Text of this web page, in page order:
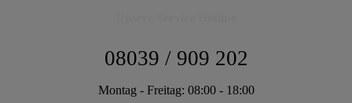
08039 / 909 202
Montag - Freitag: 08:00 - 18:00